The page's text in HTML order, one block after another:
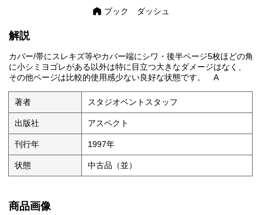
ブック ダッシュ
解説
カバー/帯にスレキズ等やカバー端にシワ・後半ページ5枚ほどの角
に小シミヨゴレがある以外は特に目立つ大きなダメージはなく、
その他ページは比較的使用感少ない良好な状態です。 A
著者 スタジオベントスタッフ
出版社 アスペクト
刊行年 1997年
状態 中古品（並）
商品画像